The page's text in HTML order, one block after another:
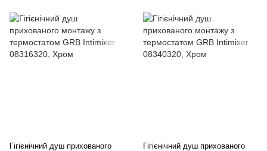
Гігієнічний душ прихованого
Гігієнічний душ прихованого